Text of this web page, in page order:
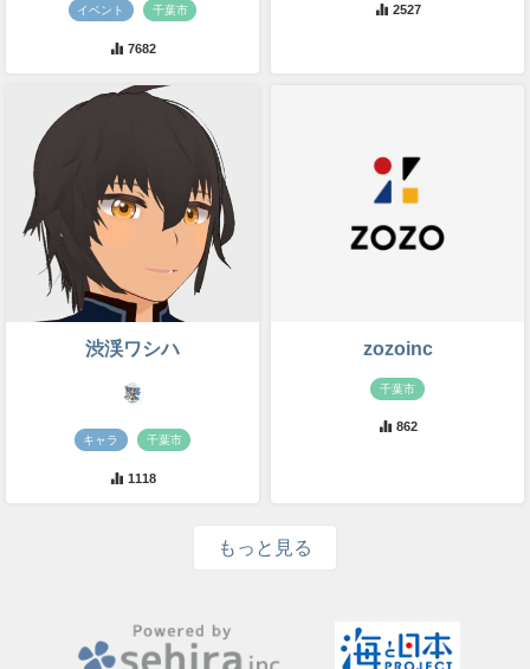
イベント 千葉市
7682
2527
渋渓ワシハ
キャラ 千葉市
1118
zozoinc
千葉市
862
もっと見る